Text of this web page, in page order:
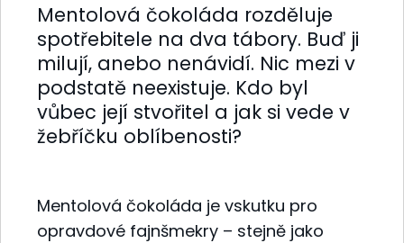
Mentolová čokoláda rozděluje
spotřebitele na dva tábory. Buď ji
milují, anebo nenávidí. Nic mezi v
podstatě neexistuje. Kdo byl
vůbec její stvořitel a jak si vede v
žebříčku oblíbenosti?
Mentolová čokoláda je vskutku pro
opravdové fajnšmekry – stejně jako